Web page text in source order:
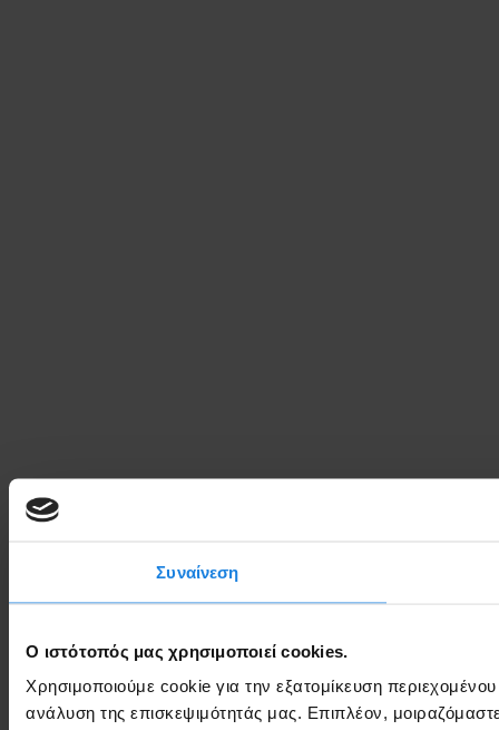
Συναίνεση
Ο ιστότοπός μας χρησιμοποιεί cookies.
Χρησιμοποιούμε cookie για την εξατομίκευση
ανάλυση της επισκεψιμότητάς μας. Επιπλέον,